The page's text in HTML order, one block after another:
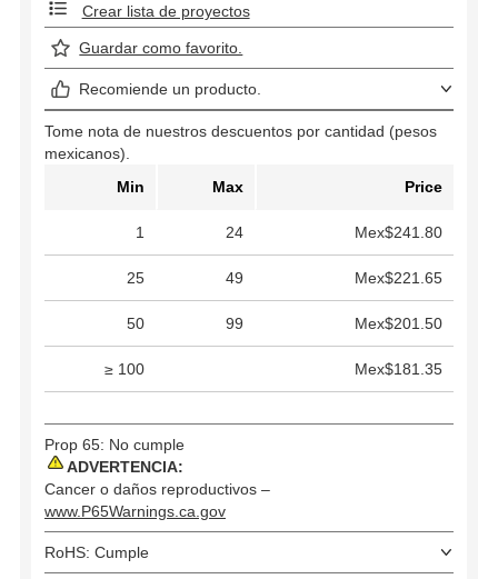
Crear lista de proyectos
Guardar como favorito.
Recomiende un producto.
Tome nota de nuestros descuentos por cantidad (pesos
mexicanos).
Min
Max Price
1 24 Mex$241.80
25 49 Mex$221.65
50 99 Mex$201.50
≥ 100 Mex$181.35
Prop 65: No cumple
ADVERTENCIA:
Cancer o daños reproductivos –
www.P65Warnings.ca.gov
RoHS: Cumple